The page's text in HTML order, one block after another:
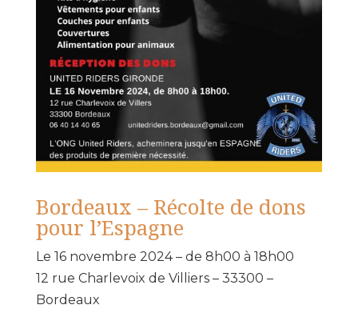
Bordeaux – Récolte de dons
pour l’Espagne
Le 16 novembre 2024 – de 8h00 à 18h00
12 rue Charlevoix de Villiers – 33300 –
Bordeaux